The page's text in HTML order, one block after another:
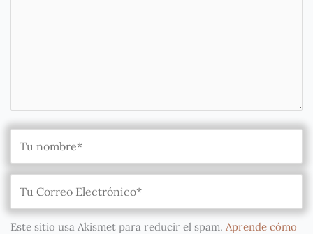
Este sitio usa Akismet para reducir el spam. Aprende cómo